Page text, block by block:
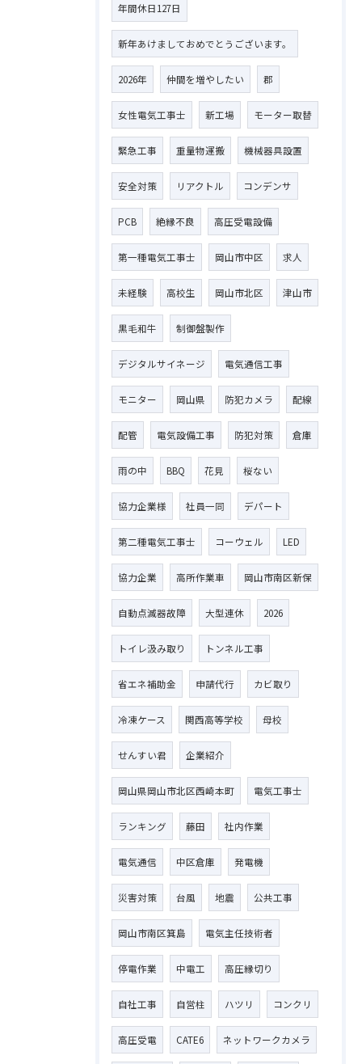
年間休日127日
新年あけましておめでとうございます。
2026年 仲間を増やしたい 郡
女性電気工事士 新工場 モーター取替
緊急工事 重量物運搬 機械器具設置
安全対策 リアクトル コンデンサ
PCB 絶縁不良 高圧受電設備
第一種電気工事士 岡山市中区 求人
未経験 高校生 岡山市北区 津山市
黒毛和牛 制御盤製作
デジタルサイネージ 電気通信工事
モニター 岡山県 防犯カメラ 配線
配管 電気設備工事 防犯対策 倉庫
雨の中 BBQ 花見 桜ない
協力企業様 社員一同 デパート
第二種電気工事士 コーウェル LED
協力企業 高所作業車 岡山市南区新保
自動点滅器故障 大型連休 2026
トイレ汲み取り トンネル工事
省エネ補助金 申請代行 カビ取り
冷凍ケース 関西高等学校 母校
せんすい君 企業紹介
岡山県岡山市北区西崎本町 電気工事士
ランキング 藤田 社内作業
電気通信 中区倉庫 発電機
災害対策 台風 地震 公共工事
岡山市南区箕島 電気主任技術者
停電作業 中電工 高圧縁切り
自社工事 自営柱 ハツリ コンクリ
高圧受電 CATE6 ネットワークカメラ
お問い合わせはこちら